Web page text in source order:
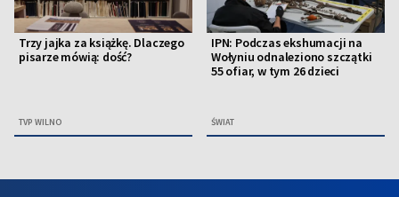
Trzy jajka za książkę. Dlaczego
pisarze mówią: dość?
TVP WILNO
IPN: Podczas ekshumacji na
Wołyniu odnaleziono szczątki
55 ofiar, w tym 26 dzieci
ŚWIAT